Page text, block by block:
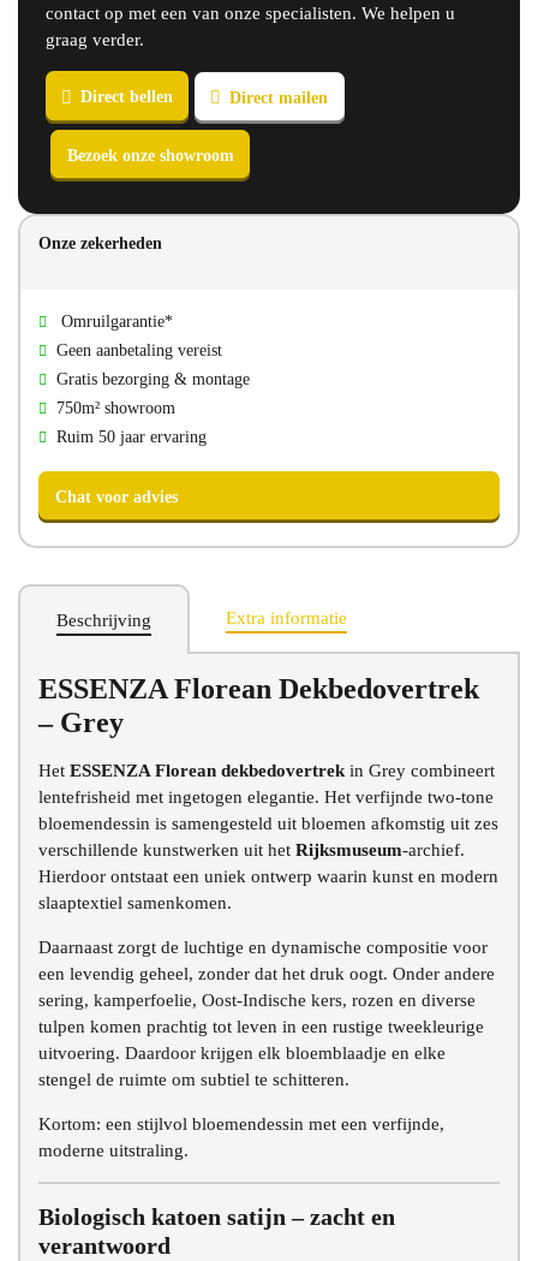
contact op met een van onze specialisten. We helpen u
graag verder.
Direct bellen
Onze zekerheden
Omruilgarantie*
Geen aanbetaling vereist
Gratis bezorging & montage
750m² showroom
Ruim 50 jaar ervaring
Chat voor advies
Beschrijving Extra informatie
ESSENZA Florean Dekbedovertrek
– Grey
Het ESSENZA Florean dekbedovertrekin Grey combineert
lentefrisheid met ingetogen elegantie. Het verfijnde two-tone
bloemendessin is samengesteld uit bloemen afkomstig uit zes
verschillende kunstwerken uit het Rijksmuseum-archief.
Hierdoor ontstaat een uniek ontwerp waarin kunst en modern
slaaptextiel samenkomen.
Daarnaast zorgt de luchtige en dynamische compositie voor
een levendig geheel, zonder dat het druk oogt. Onder andere
sering, kamperfoelie, Oost-Indische kers, rozen en diverse
tulpen komen prachtig tot leven in een rustige tweekleurige
uitvoering. Daardoor krijgen elk bloemblaadje en elke
stengel de ruimte om subtiel te schitteren.
Kortom: een stijlvol bloemendessin met een verfijnde,
moderne uitstraling.
Biologisch katoen satijn – zacht en
verantwoord